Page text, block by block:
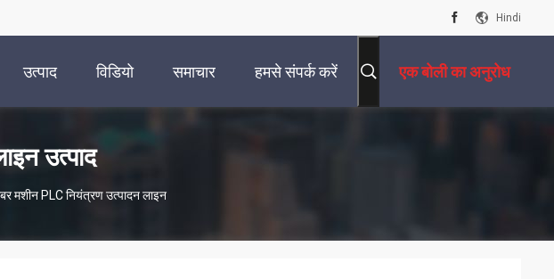
Hindi
उत्पाद विडियो समाचार हमसे संपर्क करें एक बोली का अनुरोध
उत्पाद
मशीन PLC नियंत्रण उत्पादन लाइन